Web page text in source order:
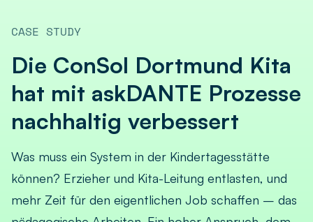
CASE STUDY
Die ConSol Dortmund Kita
hat mit askDANTE Prozesse
nachhaltig verbessert
Was muss ein System in der Kindertagesstätte
können? Erzieher und Kita-Leitung entlasten, und
mehr Zeit für den eigentlichen Job schaffen – das